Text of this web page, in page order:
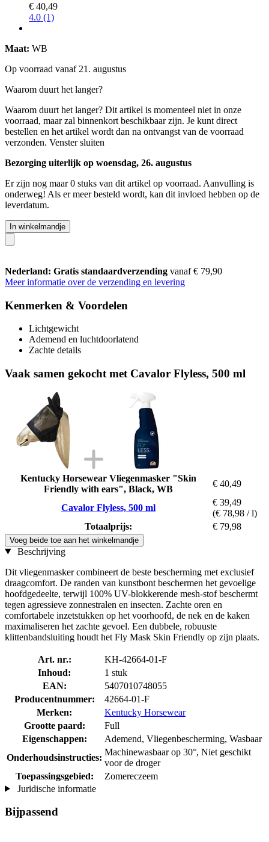
€ 40,49
4.0 (1)
Maat: WB
Op voorraad vanaf 21. augustus
Waarom duurt het langer?
Waarom duurt het langer? Dit artikel is momenteel niet in onze
voorraad, maar zal binnenkort beschikbaar zijn. Je kunt direct
bestellen en het artikel wordt dan na ontvangst van de voorraad
verzonden. Venster sluiten
Bezorging uiterlijk op woensdag, 26. augustus
Er zijn nog maar 0 stuks van dit artikel op voorraad. Aanvulling is
onderweg! Als er meer besteld wordt, kan dit invloed hebben op de
leverdatum.
In winkelmandje
Nederland: Gratis standaardverzending vanaf € 79,90
Meer informatie over de verzending en levering
Kenmerken & Voordelen
Lichtgewicht
Ademend en luchtdoorlatend
Zachte details
Vaak samen gekocht met Cavalor Flyless, 500 ml
Kentucky Horsewear Vliegenmasker "Skin
Friendly with ears", Black, WB
€ 40,49
Cavalor Flyless, 500 ml
€ 39,49
(€ 78,98 / l)
Totaalprijs:
€ 79,98
Voeg beide toe aan het winkelmandje
Beschrijving
Dit vliegenmasker combineert de beste bescherming met exclusief
draagcomfort. De randen van kunstbont beschermen het gevoelige
hoofdgedeelte, terwijl 100% UV-blokkerende mesh-stof beschermt
tegen agressieve zonnestralen en insecten. Zachte oren en
comfortabele inzetstukken op het voorhoofd, de nek en de kaken
maximaliseren het zachte gevoel. Een dubbele, robuuste
klittenbandsluiting houdt het Fly Mask Skin Friendly op zijn plaats.
Art. nr.:
KH-42664-01-F
Inhoud:
1 stuk
EAN:
5407010748055
Producentnummer:
42664-01-F
Merken:
Kentucky Horsewear
Grootte paard:
Full
Eigenschappen:
Ademend, Vliegenbescherming, Wasbaar
Onderhoudsinstructies:
Machinewasbaar op 30°, Niet geschikt
voor de droger
Toepassingsgebied:
Zomereczeem
Juridische informatie
Bijpassend